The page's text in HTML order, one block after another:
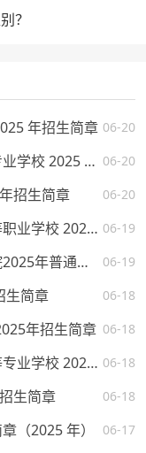
？
06-20
年招生简章
06-20
湖南公办中专--岳阳市第一职业中等专业学校 2025 年招生简章
06-20
招生简章
06-19
湖南公办中职--衡阳开放大学附属中等职业学校 2025 年招生简章
06-19
湖南中职--湖南吉利汽车职业技术学院2025年普通高校招生章程
06-18
生简章
06-18
年招生简章
06-18
湖南公办中专--长沙市望城区职业中等专业学校 2025 年招生简章
06-18
生简章
06-17
（2025 年）